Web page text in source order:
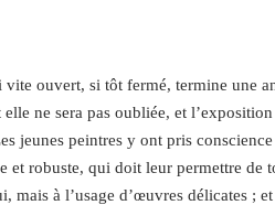
vite ouvert, si tôt fermé, termine une
ne sera pas oubliée, et
jeunes peintres y ont pris
et robuste, qui doit leur permettre de
mais à l’usage d’œuvres délicates ;